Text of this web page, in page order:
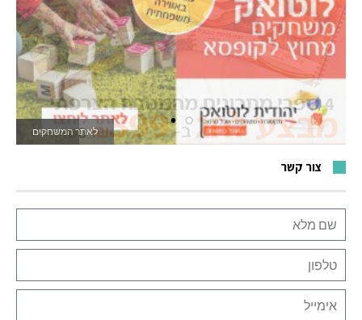
לאתר המשחקים
צור קשר